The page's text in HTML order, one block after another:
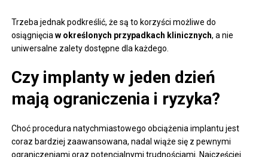
Trzeba jednak podkreślić, że są to korzyści możliwe do
osiągnięciaw określonych przypadkach klinicznych, a nie
uniwersalne zalety dostępne dla każdego.
Czy implanty w jeden dzień
mają ograniczenia i ryzyka?
Choć procedura natychmiastowego obciążenia implantu jest
coraz bardziej zaawansowana, nadal wiąże się z pewnymi
ograniczeniami oraz potencjalnymi trudnościami. Najczęściej